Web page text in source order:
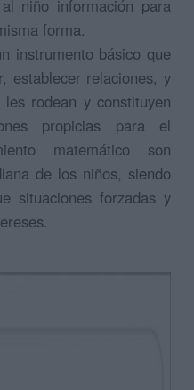
niño información para
forma.
instrumento básico que
establecer relaciones, y
rodean y constituyen
propicias para el
matemático son
de los niños, siendo
situaciones forzadas y